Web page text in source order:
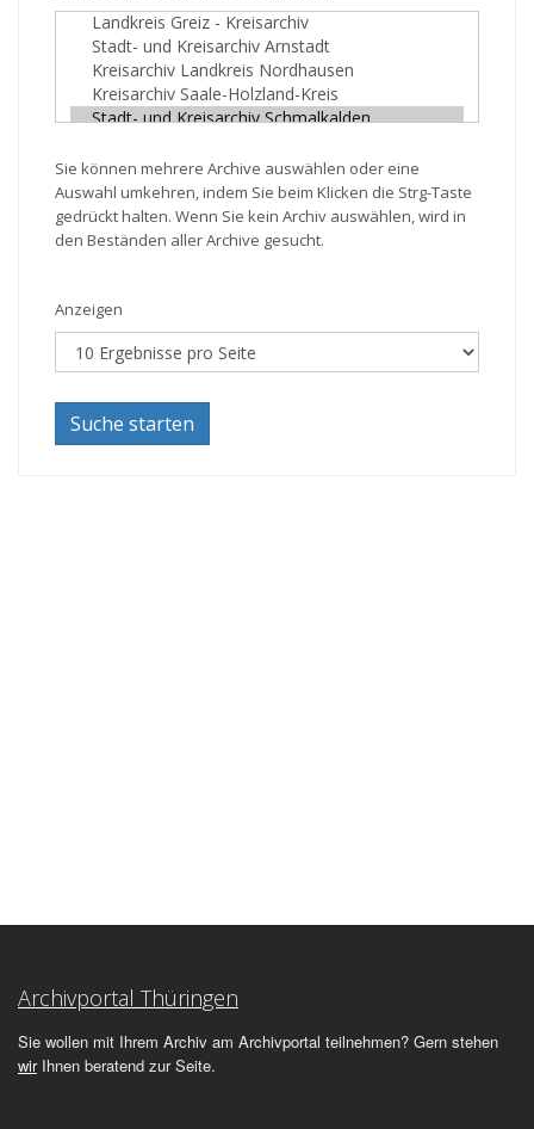
Sie können mehrere Archive auswählen oder eine
Auswahl umkehren, indem Sie beim Klicken die Strg-Taste
gedrückt halten. Wenn Sie kein Archiv auswählen, wird in
den Beständen aller Archive gesucht.
Anzeigen
Suche starten
Archivportal Thüringen
Sie wollen mit Ihrem Archiv am Archivportal teilnehmen? Gern stehen
wirIhnen beratend zur Seite.